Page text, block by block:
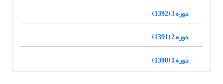
دوره 3 (1392)
دوره 2 (1391)
دوره 1 (1390)